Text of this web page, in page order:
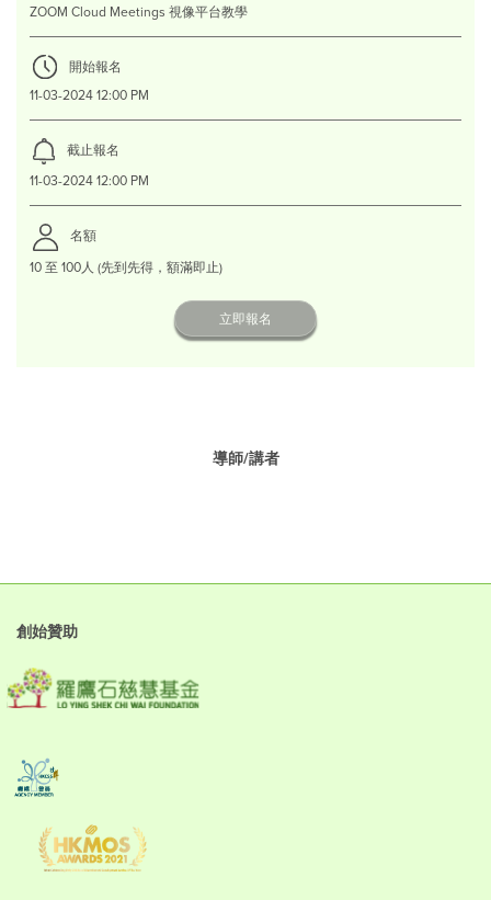
ZOOM Cloud Meetings 視像平台教學
開始報名
11-03-2024 12:00 PM
截止報名
11-03-2024 12:00 PM
名額
10 至 100人 (先到先得，額滿即止)
立即報名
導師/講者
創始贊助